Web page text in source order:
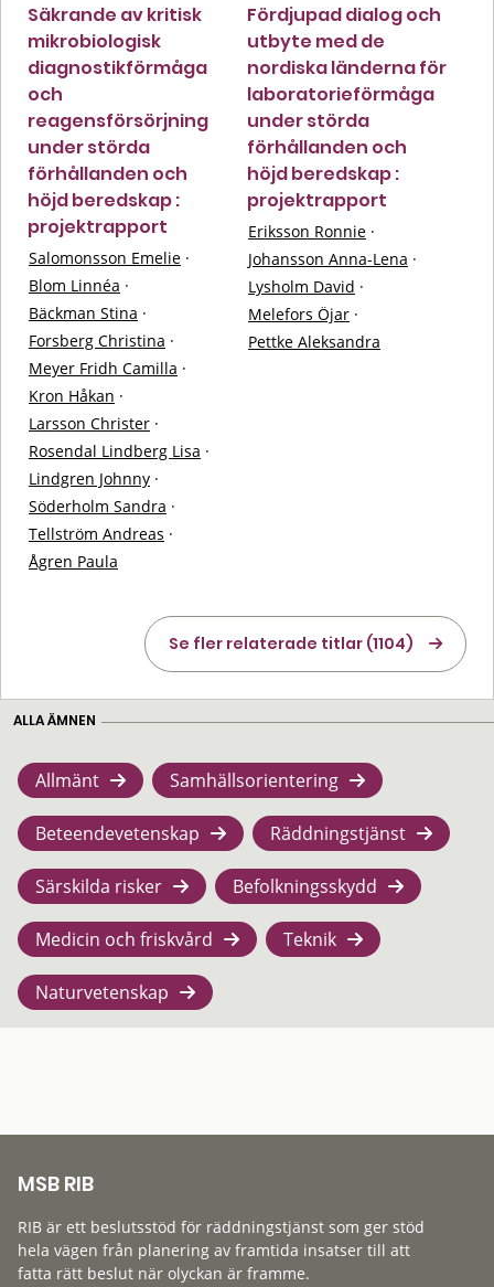
Säkrande av kritisk
mikrobiologisk
diagnostikförmåga
och
reagensförsörjning
under störda
förhållanden och
höjd beredskap :
projektrapport
Salomonsson Emelie ·
Blom Linnéa ·
Bäckman Stina ·
Forsberg Christina ·
Meyer Fridh Camilla ·
Kron Håkan ·
Larsson Christer ·
Rosendal Lindberg Lisa ·
Lindgren Johnny ·
Söderholm Sandra ·
Tellström Andreas ·
Ågren Paula
Fördjupad dialog och
utbyte med de
nordiska länderna för
laboratorieförmåga
under störda
förhållanden och
höjd beredskap :
projektrapport
Eriksson Ronnie ·
Johansson Anna-Lena ·
Lysholm David ·
Melefors Öjar ·
Pettke Aleksandra
Se fler relaterade titlar (1104)
ALLA ÄMNEN
Allmänt Samhällsorientering
Beteendevetenskap Räddningstjänst
Särskilda risker Befolkningsskydd
Medicin och friskvård Teknik
Naturvetenskap
MSB RIB
RIB är ett beslutsstöd för räddningstjänst som ger stöd
hela vägen från planering av framtida insatser till att
fatta rätt beslut när olyckan är framme.